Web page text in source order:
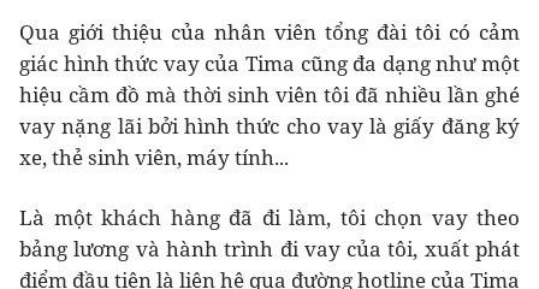
Qua giới thiệu của nhân viên tổng đài tôi có cảm
giác hình thức vay của Tima cũng đa dạng như một
hiệu cầm đồ mà thời sinh viên tôi đã nhiều lần ghé
vay nặng lãi bởi hình thức cho vay là giấy đăng ký
xe, thẻ sinh viên, máy tính...
Là một khách hàng đã đi làm, tôi chọn vay theo
bảng lương và hành trình đi vay của tôi, xuất phát
điểm đầu tiên là liên hệ qua đường hotline của Tima